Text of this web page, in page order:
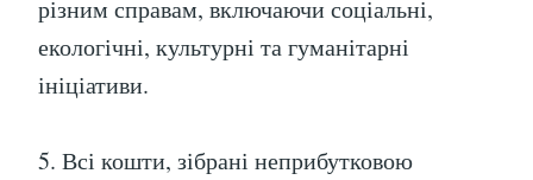
різним справам, включаючи соціальні,
екологічні, культурні та гуманітарні
ініціативи.
5. Всі кошти, зібрані неприбутковою